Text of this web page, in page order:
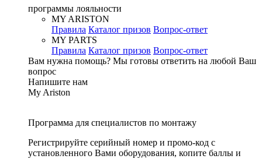
программы лояльности
MY ARISTON
Правила Каталог призов Вопрос-ответ
MY PARTS
Правила Каталог призов Вопрос-ответ
Вам нужна помощь? Мы готовы ответить на любой Ваш
вопрос
Напишите нам
My Ariston
Программа для специалистов по монтажу
Регистрируйте серийный номер и промо-код с
установленного Вами оборудования, копите баллы и